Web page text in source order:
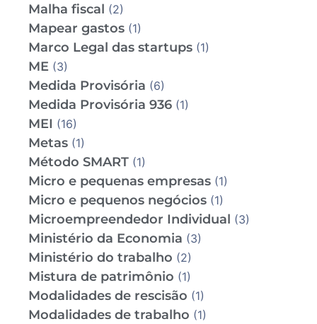
Malha fiscal (2)
Mapear gastos (1)
Marco Legal das startups (1)
ME (3)
Medida Provisória (6)
Medida Provisória 936 (1)
MEI (16)
Metas (1)
Método SMART (1)
Micro e pequenas empresas (1)
Micro e pequenos negócios (1)
Microempreendedor Individual (3)
Ministério da Economia (3)
Ministério do trabalho (2)
Mistura de patrimônio (1)
Modalidades de rescisão (1)
Modalidades de trabalho (1)